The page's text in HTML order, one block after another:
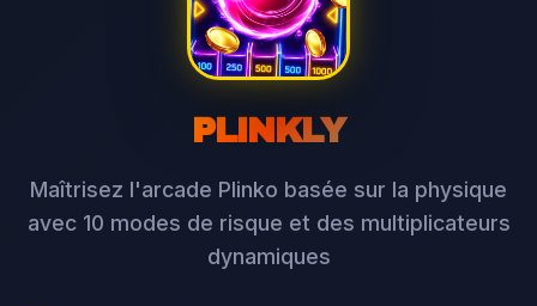
PLINKLY
Maîtrisez l'arcade Plinko basée sur la physique
avec 10 modes de risque et des multiplicateurs
dynamiques